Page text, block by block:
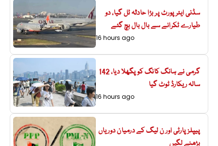
سڈنی ایئرپورٹ پر بڑا حادثہ ٹل گیا، دو
طیارے ٹکرانے سے بال بال بچ گئے
16 hours ago
گرمی نے ہانگ کانگ کو پگھلا دیا، 142
سالہ ریکارڈ ٹوٹ گیا
16 hours ago
پیپلزپارٹی اور ن لیگ کے درمیان دوریاں
بڑھنے لگیں